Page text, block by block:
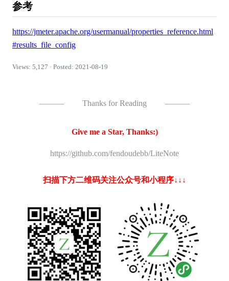
参考
https://jmeter.apache.org/usermanual/properties_reference.html
#results_file_config
Views: 5,127 · Posted: 2021-08-19
——— Thanks for Reading ———
Give me a Star, Thanks:)
https://github.com/fendoudebb/LiteNote
扫描下方二维码关注公众号和小程序↓↓↓